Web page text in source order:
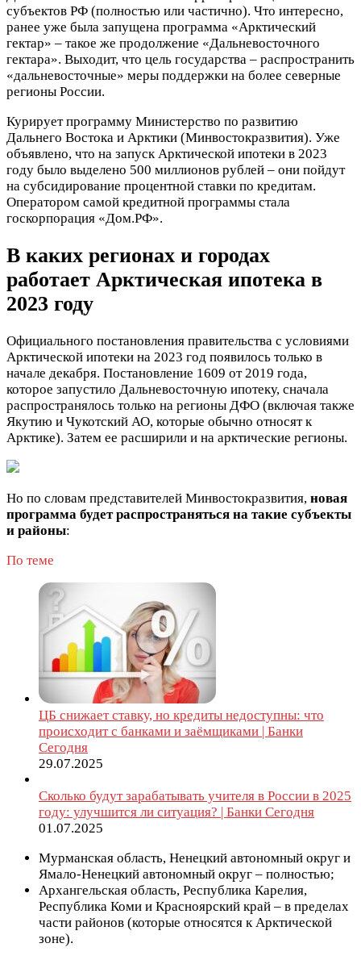
субъектов РФ (полностью или частично). Что интересно,
ранее уже была запущена программа «Арктический
гектар» – такое же продолжение «Дальневосточного
гектара». Выходит, что цель государства – распространить
«дальневосточные» меры поддержки на более северные
регионы России.
Курирует программу Министерство по развитию
Дальнего Востока и Арктики (Минвостокразвития). Уже
объявлено, что на запуск Арктической ипотеки в 2023
году было выделено 500 миллионов рублей – они пойдут
на субсидирование процентной ставки по кредитам.
Оператором самой кредитной программы стала
госкорпорация «Дом.РФ».
В каких регионах и городах
работает Арктическая ипотека в
2023 году
Официального постановления правительства с условиями
Арктической ипотеки на 2023 год появилось только в
начале декабря. Постановление 1609 от 2019 года,
которое запустило Дальневосточную ипотеку, сначала
распространялось только на регионы ДФО (включая также
Якутию и Чукотский АО, которые обычно относят к
Арктике). Затем ее расширили и на арктические регионы.
Но по словам представителей Минвостокразвития, новая
программа будет распространяться на такие субъекты
и районы:
По теме
ЦБ снижает ставку, но кредиты недоступны: что
происходит с банками и заёмщиками | Банки
Сегодня
29.07.2025
Сколько будут зарабатывать учителя в России в 2025
году: улучшится ли ситуация? | Банки Сегодня
01.07.2025
Мурманская область, Ненецкий автономный округ и
Ямало-Ненецкий автономный округ – полностью;
Архангельская область, Республика Карелия,
Республика Коми и Красноярский край – в пределах
части районов (которые относятся к Арктической
зоне).